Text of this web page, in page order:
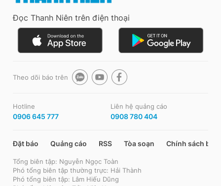
Đọc Thanh Niên trên điện thoại
Theo dõi báo trên
Hotline
0906 645 777
Liên hệ quảng cáo
0908 780 404
Đặt báo Quảng cáo RSS Tòa soạn Chính sách bảo
Tổng biên tập: Nguyễn Ngọc Toàn
Phó tổng biên tập thường trực: Hải Thành
Phó tổng biên tập: Lâm Hiếu Dũng